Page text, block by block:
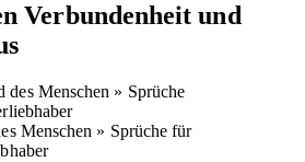
Verbundenheit und
Menschen » Sprüche für